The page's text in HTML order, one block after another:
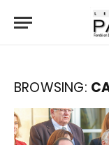
BROWSING: